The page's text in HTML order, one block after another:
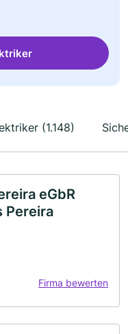
(1.148)
eGbR
Pereira
Firma bewerten